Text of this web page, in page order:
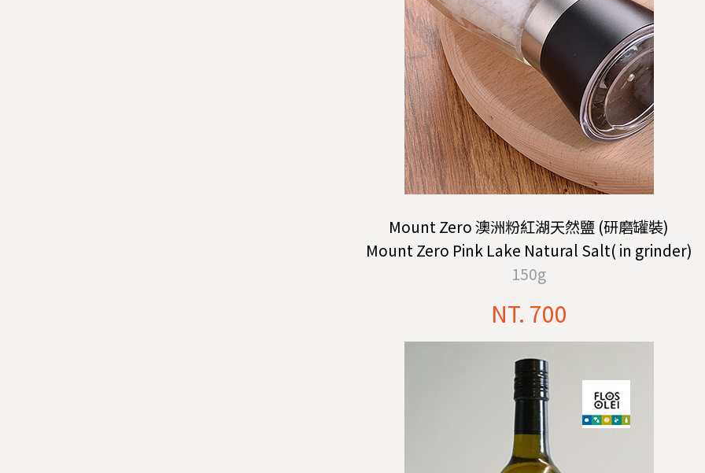
Mount Zero 澳洲粉紅湖天然鹽 (研磨罐裝)
Mount Zero Pink Lake Natural Salt( in grinder)
150g
NT. 700